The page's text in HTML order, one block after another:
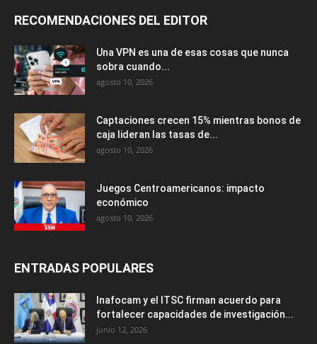
RECOMENDACIONES DEL EDITOR
Una VPN es una de esas cosas que nunca
sobra cuando...
agosto 10, 2026
Captaciones crecen 15% mientras bonos de
caja lideran las tasas de...
agosto 10, 2026
Juegos Centroamericanos: impacto
económico
agosto 10, 2026
ENTRADAS POPULARES
Inafocam y el ITSC firman acuerdo para
fortalecer capacidades de investigación...
junio 12, 2026